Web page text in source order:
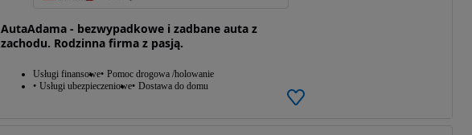
AutaAdama - bezwypadkowe i zadbane auta z
zachodu. Rodzinna firma z pasją.
Usługi finansowe Pomoc drogowa /holowanie
Usługi ubezpieczeniowe Dostawa do domu